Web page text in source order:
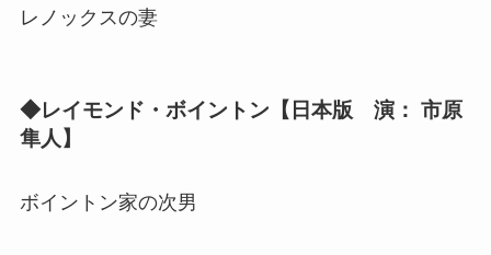
レノックスの妻
◆レイモンド・ボイントン【日本版 演： 市原
隼人】
ボイントン家の次男